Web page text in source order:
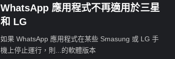
WhatsApp 應用程式不再適用於三星
和 LG
如果 WhatsApp 應用程式在某些 Smasung 或 LG 手
機上停止運行，則...的軟體版本